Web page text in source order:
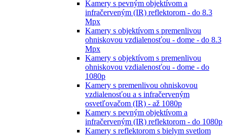
Kamery s pevným objektívom a
infračerveným (IR) reflektorom - do 8.3
Mpx
Kamery s objektívom s premenlivou
ohniskovou vzdialenosťou - dome - do 8.3
Mpx
Kamery s objektívom s premenlivou
ohniskovou vzdialenosťou - dome - do
1080p
Kamery s premenlivou ohniskovou
vzdialenosťou a s infračerveným
osvetľovačom (IR) - až 1080p
Kamery s pevným objektívom a
infračerveným (IR) reflektorom - do 1080p
Kamery s reflektorom s bielym svetlom